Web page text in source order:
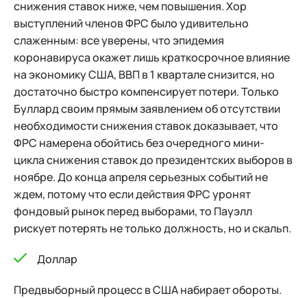
снижения ставок ниже, чем повышения. Хор
выступлений членов ФРС было удивительно
слаженным: все уверены, что эпидемия
коронавируса окажет лишь краткосрочное влияние
на экономику США, ВВП в 1 квартале снизится, но
достаточно быстро компенсирует потери. Только
Буллард своим прямым заявлением об отсутствии
необходимости снижения ставок доказывает, что
ФРС намерена обойтись без очередного мини-
цикла снижения ставок до президентских выборов в
ноябре. До конца апреля серьезных событий не
ждем, потому что если действия ФРС уронят
фондовый рынок перед выборами, то Пауэлл
рискует потерять не только должность, но и скальп.
Доллар
Предвыборный процесс в США набирает обороты.